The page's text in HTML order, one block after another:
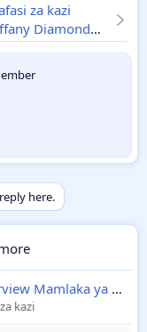
za kazi
Diamond
Januari 2025
here.
Kuitwa kwenye usaili TRA interview Mamlaka ya Mapato Tanzania leo
kazi